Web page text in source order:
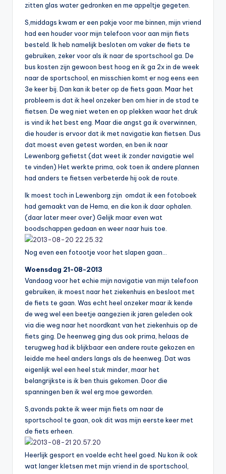
zitten glas water gedronken en me appeltje gegeten.
S,middags kwam er een pakje voor me binnen, mijn vriend
had een houder voor mijn telefoon voor aan mijn fiets
besteld. Ik heb namelijk besloten om vaker de fiets te
gebruiken, zeker voor als ik naar de sportschool ga. De
bus kosten zijn gewoon best hoog en ik ga 2x in de week
naar de sportschool, en misschien komt er nog eens een
3e keer bij. Dan kan ik beter op de fiets gaan. Maar het
probleem is dat ik heel onzeker ben om hier in de stad te
fietsen. De weg niet weten en op plekken waar het druk
is vind ik het best eng. Maar die angst ga ik overwinnen,
die houder is ervoor dat ik met navigatie kan fietsen. Dus
dat moest even getest worden, en ben ik naar
Lewenborg gefietst (dat weet ik zonder navigatie wel
te vinden) Het werkte prima, ook toen ik andere plannen
had anders te fietsen verbeterde hij ook de route.
Ik moest toch in Lewenborg zijn omdat ik een fotoboek
had gemaakt van de Hema, en die kon ik daar ophalen.
(daar later meer over) Gelijk maar even wat
boodschappen gedaan en weer naar huis toe.
Nog even een fotootje voor het slapen gaan…
Woensdag 21-08-2013
Vandaag voor het echie mijn navigatie van mijn telefoon
gebruiken, ik moest naar het ziekenhuis en besloot met
de fiets te gaan. Was echt heel onzeker maar ik kende
de weg wel een beetje aangezien ik jaren geleden ook
via die weg naar het noordkant van het ziekenhuis op de
fiets ging. De heenweg ging dus ook prima, helaas de
terugweg had ik blijkbaar een andere route gekozen en
leidde me heel anders langs als de heenweg. Dat was
eigenlijk wel een heel stuk minder, maar het
belangrijkste is ik ben thuis gekomen. Door die
spanningen ben ik wel erg moe geworden.
S,avonds pakte ik weer mijn fiets om naar de
sportschool te gaan, ook dit was mijn eerste keer met
de fiets erheen.
Heerlijk gesport en voelde echt heel goed. Nu kon ik ook
wat langer kletsen met mijn vriend in de sportschool,